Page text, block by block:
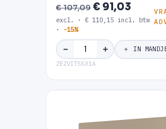
€ 107,09€ 91,03
excl. · € 110,15 incl. btw
·
-15%
− ＋ ＋ IN
ZEZVIT55X1A